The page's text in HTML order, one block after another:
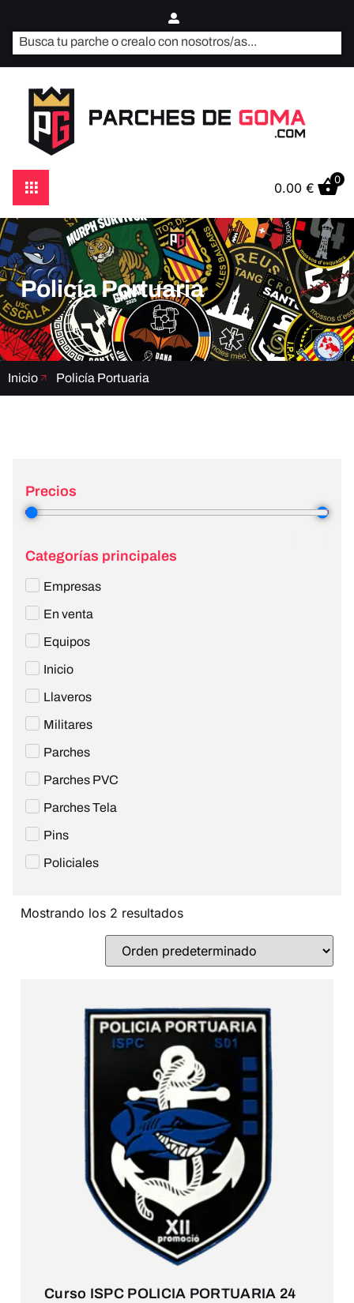
0.00 €
0
Policía Portuaria
Inicio Policía Portuaria
Precios
Categorías principales
Empresas
En venta
Equipos
Inicio
Llaveros
Militares
Parches
Parches PVC
Parches Tela
Pins
Policiales
Mostrando los 2 resultados
Curso ISPC POLICIA PORTUARIA 24